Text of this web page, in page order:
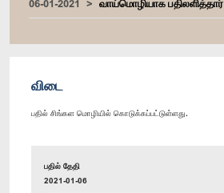
06-01-2021
வாய்மொழியாக பதிலளித்தார்
விடை
பதில் சிங்கள மொழியில் கொடுக்கப்பட்டுள்ளது.
பதில் தேதி
2021-01-06